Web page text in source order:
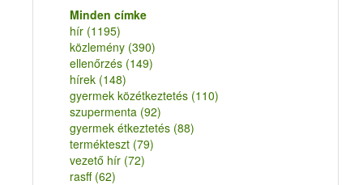
Minden címke
hír (1195)
közlemény (390)
ellenőrzés (149)
hírek (148)
gyermek közétkeztetés (110)
szupermenta (92)
gyermek étkeztetés (88)
termékteszt (79)
vezető hír (72)
rasff (62)